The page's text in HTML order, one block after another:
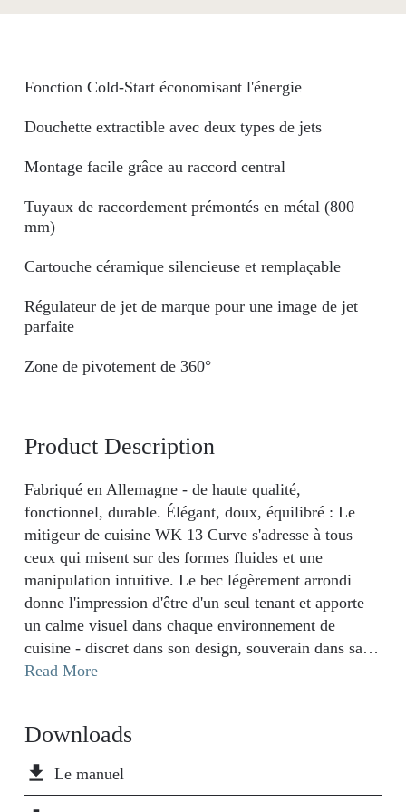
Product Description
Fabriqué en Allemagne - de haute qualité,
fonctionnel, durable. Élégant, doux, équilibré : Le
mitigeur de cuisine WK 13 Curve s'adresse à tous
ceux qui misent sur des formes fluides et une
manipulation intuitive. Le bec légèrement arrondi
donne l'impression d'être d'un seul tenant et apporte
un calme visuel dans chaque environnement de
cuisine - discret dans son design, souverain dans sa
fonction. La douchette extractible avec deux types de
À l'intérieur, une cartouche céramique durable et
silencieuse fonctionne, tandis qu'à l'extérieur, la
fonction Cold-Start permet d'utiliser l'énergie de
manière réfléchie au quotidien. En position centrale,
Read More
Downloads
file_download Le manuel
Fonction Cold-Start économisant l'énergie
Douchette extractible avec deux types de jets
Montage facile grâce au raccord central
Tuyaux de raccordement prémontés en métal (800
mm)
Cartouche céramique silencieuse et remplaçable
Régulateur de jet de marque pour une image de jet
parfaite
Zone de pivotement de 360°